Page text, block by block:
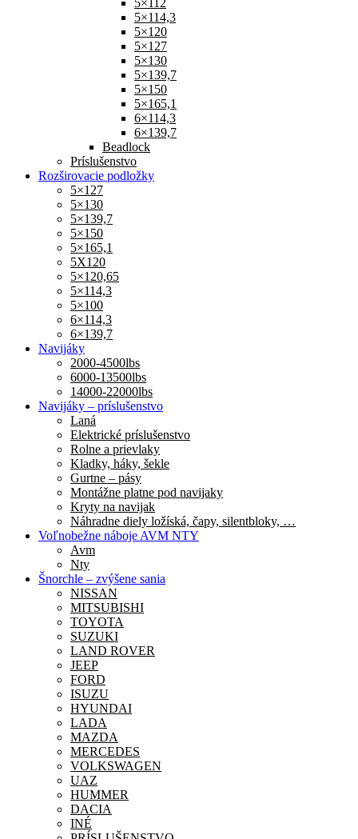
5×114,3
5×120
5×127
5×130
5×139,7
5×150
5×165,1
6×114,3
6×139,7
Beadlock
Príslušenstvo
Rozširovacie podložky
5×127
5×130
5×139,7
5×150
5×165,1
5X120
5×120,65
5×114,3
5×100
6×114,3
6×139,7
Navijáky
2000-4500lbs
6000-13500lbs
14000-22000lbs
Navijáky – príslušenstvo
Laná
Elektrické príslušenstvo
Rolne a prievlaky
Kladky, háky, šekle
Gurtne – pásy
Montážne platne pod navijaky
Kryty na navijak
Náhradne diely ložíská, čapy, silentbloky, …
Voľnobežne náboje AVM NTY
Avm
Nty
Šnorchle – zvýšene sania
NISSAN
MITSUBISHI
TOYOTA
SUZUKI
LAND ROVER
JEEP
FORD
ISUZU
HYUNDAI
LADA
MAZDA
MERCEDES
VOLKSWAGEN
UAZ
HUMMER
DACIA
INÉ